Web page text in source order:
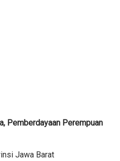
Pemberdayaan Perempuan
Jawa Barat